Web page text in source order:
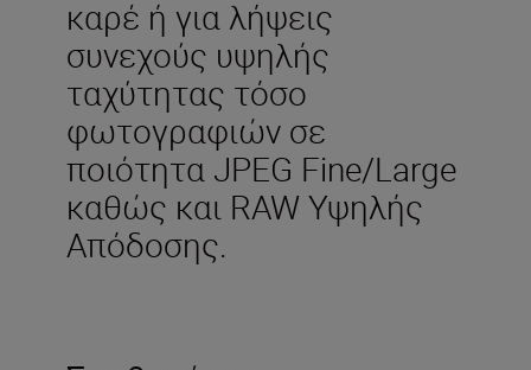
καρέ ή για λήψεις
συνεχούς υψηλής
ταχύτητας τόσο
φωτογραφιών σε
ποιότητα JPEG Fine/Large
καθώς και RAW Υψηλής
Απόδοσης.